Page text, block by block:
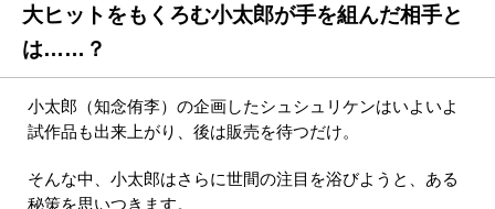
大ヒットをもくろむ小太郎が手を組んだ相手と
は……？
小太郎（知念侑李）の企画したシュシュリケンはいよいよ
試作品も出来上がり、後は販売を待つだけ。
そんな中、小太郎はさらに世間の注目を浴びようと、ある
秘策を思いつきます。